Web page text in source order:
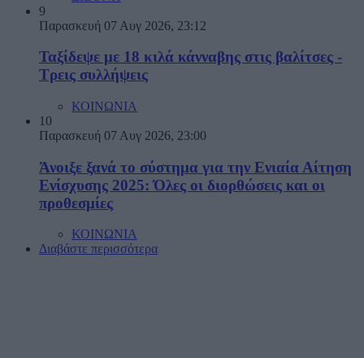
9
Παρασκευή 07 Αυγ 2026, 23:12
Ταξίδεψε με 18 κιλά κάνναβης στις βαλίτσες -
Τρεις συλλήψεις
ΚΟΙΝΩΝΙΑ
10
Παρασκευή 07 Αυγ 2026, 23:00
Άνοιξε ξανά το σύστημα για την Ενιαία Αίτηση
Ενίσχυσης 2025: Όλες οι διορθώσεις και οι
προθεσμίες
ΚΟΙΝΩΝΙΑ
Διαβάστε περισσότερα